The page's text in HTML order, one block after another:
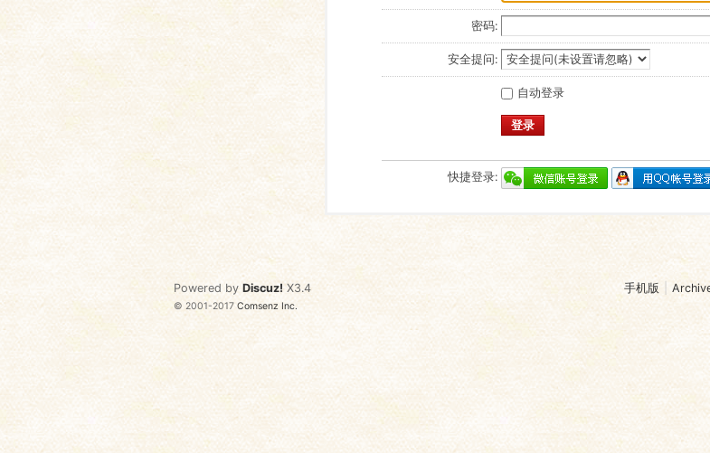
密码:
安全提问:
自动登录
登录
快捷登录:
手机版
Powered by Discuz! X3.4
© 2001-2017Comsenz Inc.